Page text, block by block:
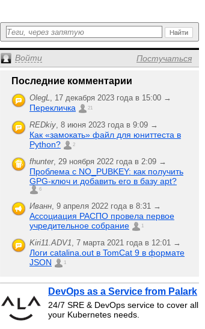
Войти Постучаться
Последние комментарии
OlegL, 17 декабря 2023 года в 15:00 →
Перекличка 21
REDkiy, 8 июня 2023 года в 9:09 →
Как «замокать» файл для юниттеста в
Python?
2
fhunter, 29 ноября 2022 года в 2:09 →
Проблема с NO_PUBKEY: как получить
GPG-ключ и добавить его в базу apt?
6
Иванн, 9 апреля 2022 года в 8:31 →
Ассоциация РАСПО провела первое
учредительное собрание
1
Kiri11.ADV1, 7 марта 2021 года в 12:01 →
Логи catalina.out в TomCat 9 в формате
JSON
1
DevOps as a Service from Palark
24/7 SRE & DevOps service to cover all
your Kubernetes needs.